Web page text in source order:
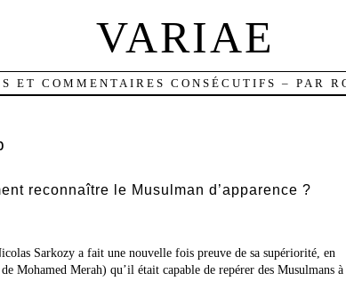
VARIAE
ET COMMENTAIRES CONSÉCUTIFS – PAR
reconnaître le Musulman d’apparence ?
Sarkozy a fait une nouvelle fois preuve de sa supériorité, en
Mohamed Merah) qu’il était capable de repérer des Musulmans à